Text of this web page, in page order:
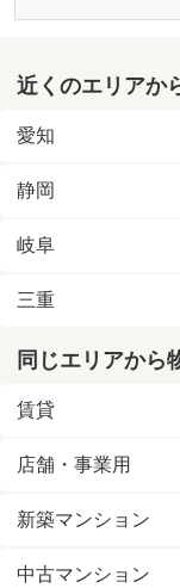
近くのエリアか
愛知
静岡
岐阜
三重
同じエリアから
賃貸
店舗・事業用
新築マンション
中古マンション